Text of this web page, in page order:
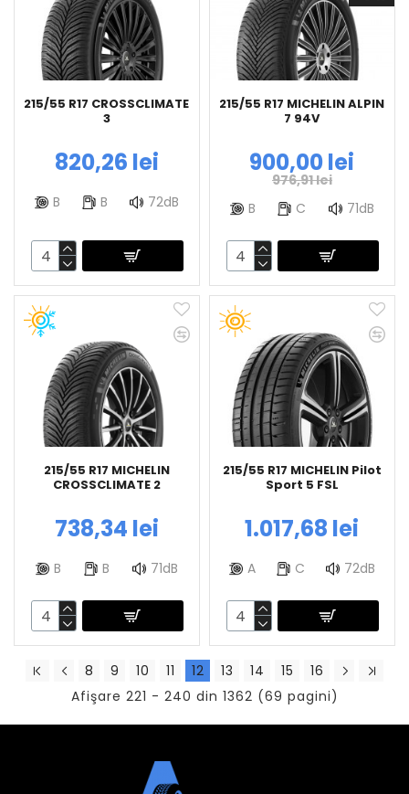
215/55 R17 CROSSCLIMATE
3
820,26 lei
B B 72dB
215/55 R17 MICHELIN ALPIN
7 94V
900,00 lei
976,91 lei
B
C 71dB
215/55 R17 MICHELIN
CROSSCLIMATE 2
738,34 lei
B B 71dB
215/55 R17 MICHELIN Pilot
Sport 5 FSL
1.017,68 lei
A C 72dB
8 9 10 11 12 13 14 15
16
Afişare 221 - 240 din 1362 (69 pagini)